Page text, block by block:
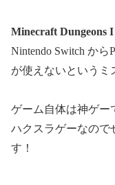
Minecraft Dungeons I
Nintendo Switch か
が使えないというミ
ゲーム自体は神ゲー
ハクスラゲーなので
す！